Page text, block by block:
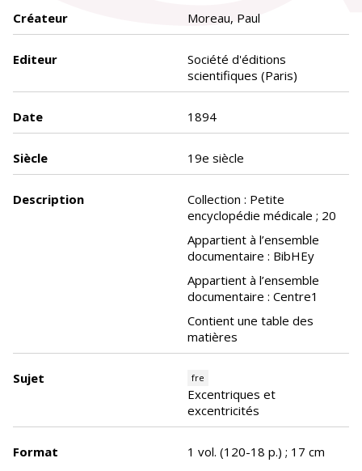
Créateur Moreau, Paul
Editeur
Société d'éditions
scientifiques (Paris)
Date 1894
Siècle 19e siècle
Description
Collection : Petite
encyclopédie médicale ; 20
Appartient à l’ensemble
documentaire : BibHEy
Appartient à l’ensemble
documentaire : Centre1
Contient une table des
matières
Sujet fre
Excentriques et
excentricités
Format
1 vol. (120-18 p.) ; 17 cm